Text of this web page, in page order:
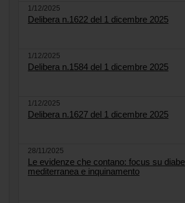
1/12/2025
Delibera n.1622 del 1 dicembre 2025
1/12/2025
Delibera n.1584 del 1 dicembre 2025
1/12/2025
Delibera n.1627 del 1 dicembre 2025
28/11/2025
Le evidenze che contano: focus su
mediterranea e inquinamento